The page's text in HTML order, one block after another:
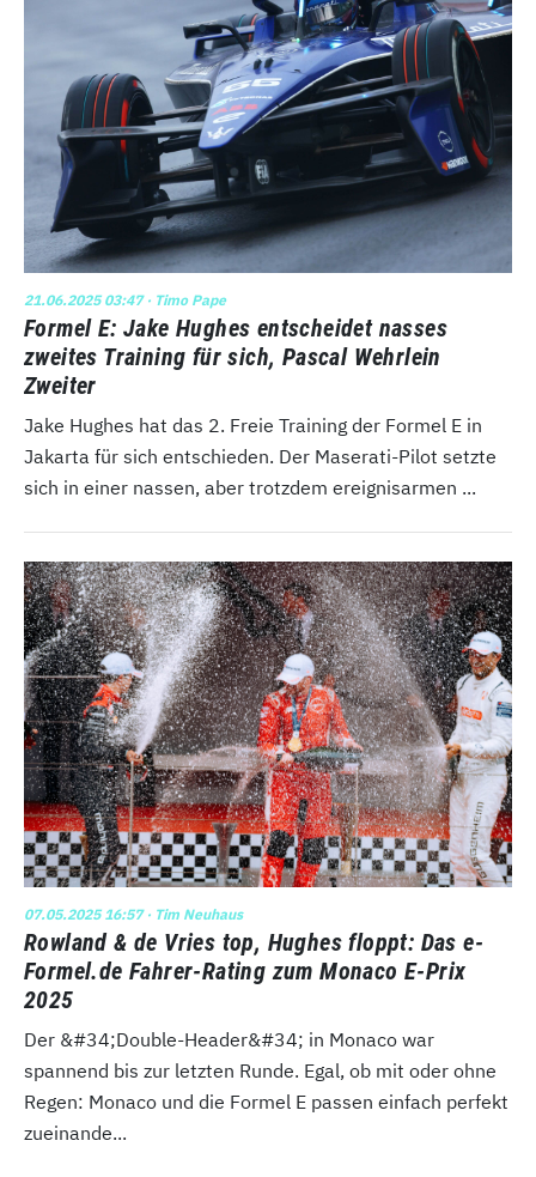
21.06.2025 03:47· Timo Pape
Formel E: Jake Hughes entscheidet nasses
zweites Training für sich, Pascal Wehrlein
Zweiter
Jake Hughes hat das 2. Freie Training der Formel E in
Jakarta für sich entschieden. Der Maserati-Pilot setzte
sich in einer nassen, aber trotzdem ereignisarmen ...
07.05.2025 16:57· Tim Neuhaus
Rowland & de Vries top, Hughes floppt: Das e-
Formel.de Fahrer-Rating zum Monaco E-Prix
2025
Der &#34;Double-Header&#34; in Monaco war
spannend bis zur letzten Runde. Egal, ob mit oder ohne
Regen: Monaco und die Formel E passen einfach perfekt
zueinande...